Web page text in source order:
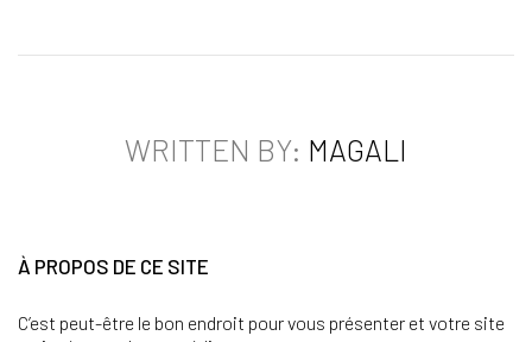
WRITTEN BY: MAGALI
À PROPOS DE CE SITE
C’est peut-être le bon endroit pour vous présenter et votre site